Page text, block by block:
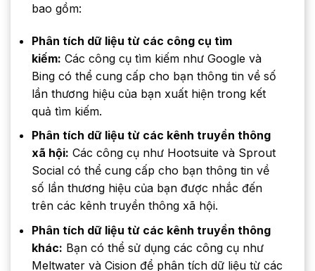
bao gồm:
Phân tích dữ liệu từ các công cụ tìm
kiếm: Các công cụ tìm kiếm như Google và
Bing có thể cung cấp cho bạn thông tin về số
lần thương hiệu của bạn xuất hiện trong kết
quả tìm kiếm.
Phân tích dữ liệu từ các kênh truyền thông
xã hội: Các công cụ như Hootsuite và Sprout
Social có thể cung cấp cho bạn thông tin về
số lần thương hiệu của bạn được nhắc đến
trên các kênh truyền thông xã hội.
Phân tích dữ liệu từ các kênh truyền thông
khác: Bạn có thể sử dụng các công cụ như
Meltwater và Cision để phân tích dữ liệu từ các